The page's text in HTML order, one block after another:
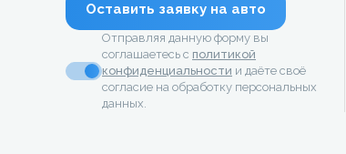
Оставить заявку на авто
Отправляя данную форму вы
соглашаетесь с политикой
конфиденциальности и даёте своё
согласие на обработку персональных
данных.